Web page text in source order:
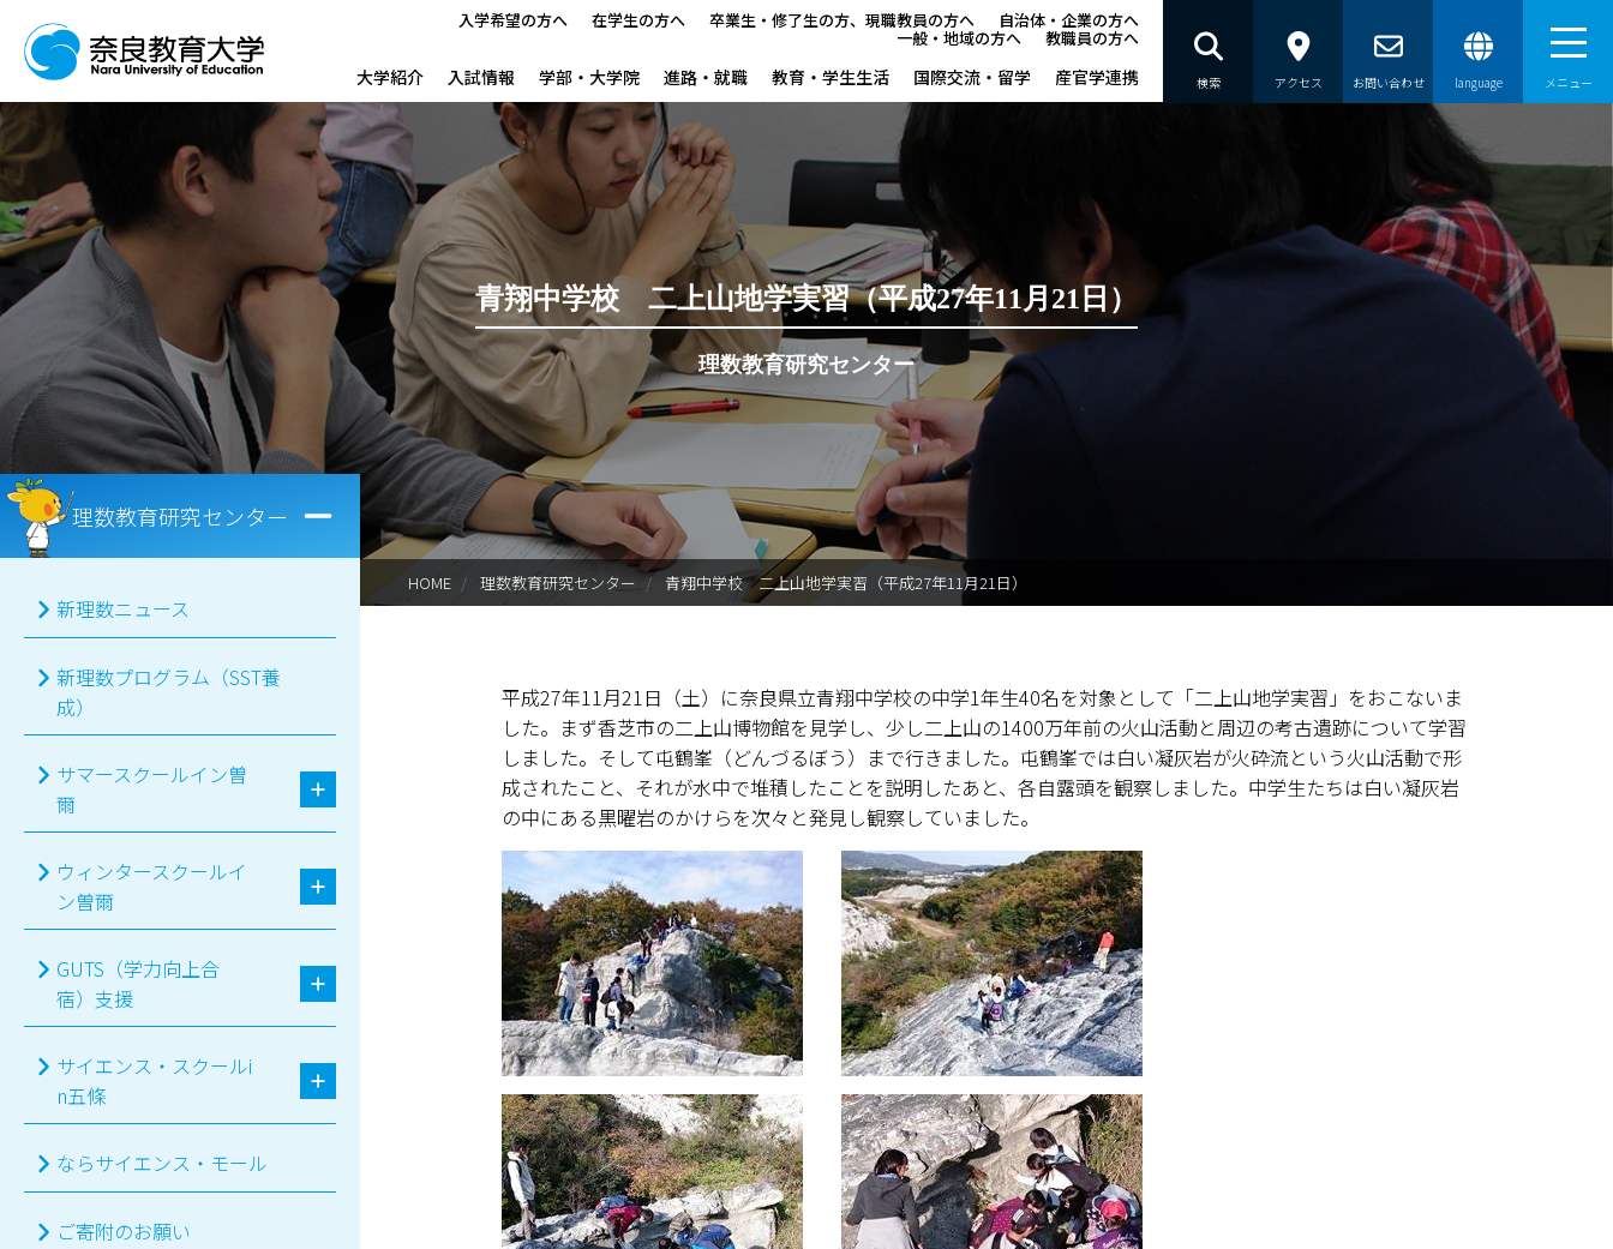
入学希望の方へ 在学生の方へ 卒業生・修了生の方、現職教員の方へ 自治体・企業の方へ
一般・地域の方へ 教職員の方へ
大学紹介 入試情報 学部・大学院 進路・就職 教育・学生生活 国際交流・留学 産官学連携 検索 アクセス お問い合わせ language メニュー
新理数ニュース
サマースクールイン曽爾
ウィンタースクールイン曽爾
GUTS（学力向上合宿）支援
サイエンス・スクールin五條
ならサイエンス・モール
ご寄附のお願い
オープン・サイエンス・ラボ
理数教育プロジェクト
大学院理数プロジェクト
理数プロジェクト報告書
理数教育研究センター教員一覧
青翔中学校 二上山地学実習（平成27年11月21日）
理数教育研究センター
HOME 理数教育研究センター 青翔中学校 二上山地学実習（平成27年11月21日）
理数教育研究センター
新理数ニュース
新理数プログラム（SST養
成）
サマースクールイン曽
爾
ウィンタースクールイ
ン曽爾
GUTS（学力向上合
宿）支援
サイエンス・スクールi
n五條
ならサイエンス・モール
ご寄附のお願い
平成27年11月21日（土）に奈良県立青翔中学校の中学1年生40名を対象として「二上山地学実習」をおこないま
した。まず香芝市の二上山博物館を見学し、少し二上山の1400万年前の火山活動と周辺の考古遺跡について学習
しました。そして屯鶴峯（どんづるぼう）まで行きました。屯鶴峯では白い凝灰岩が火砕流という火山活動で形
成されたこと、それが水中で堆積したことを説明したあと、各自露頭を観察しました。中学生たちは白い凝灰岩
の中にある黒曜岩のかけらを次々と発見し観察していました。